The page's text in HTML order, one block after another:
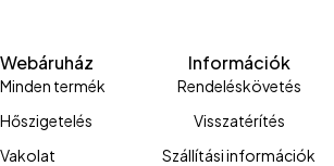
Webáruház
Minden termék
Hőszigetelés
Vakolat
Információk
Rendeléskövetés
Visszatérítés
Szállítási információk